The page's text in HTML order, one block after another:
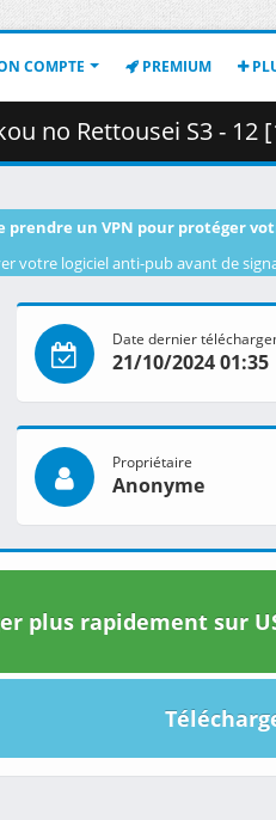
COMPTE PREMIUM
S3 - 12 [1080p][Multiple
prendre un VPN pour protéger
votre logiciel anti-pub avant de
Date dernier
21/10/2024 01:35
Propriétaire
Anonyme
plus rapidement sur